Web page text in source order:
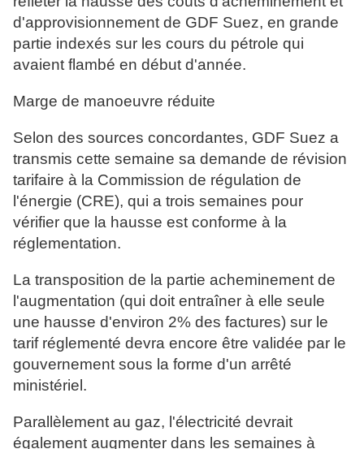
d'approvisionnement de GDF Suez, en grande
partie indexés sur les cours du pétrole qui
avaient flambé en début d'année.
Marge de manoeuvre réduite
Selon des sources concordantes, GDF Suez a
transmis cette semaine sa demande de révision
tarifaire à la Commission de régulation de
l'énergie (CRE), qui a trois semaines pour
vérifier que la hausse est conforme à la
réglementation.
La transposition de la partie acheminement de
l'augmentation (qui doit entraîner à elle seule
une hausse d'environ 2% des factures) sur le
tarif réglementé devra encore être validée par le
gouvernement sous la forme d'un arrêté
ministériel.
Parallèlement au gaz, l'électricité devrait
également augmenter dans les semaines à